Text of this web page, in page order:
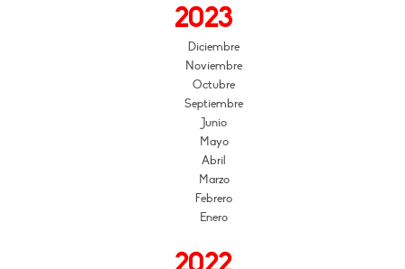
2023
Diciembre
Noviembre
Octubre
Septiembre
Junio
Mayo
Abril
Marzo
Febrero
Enero